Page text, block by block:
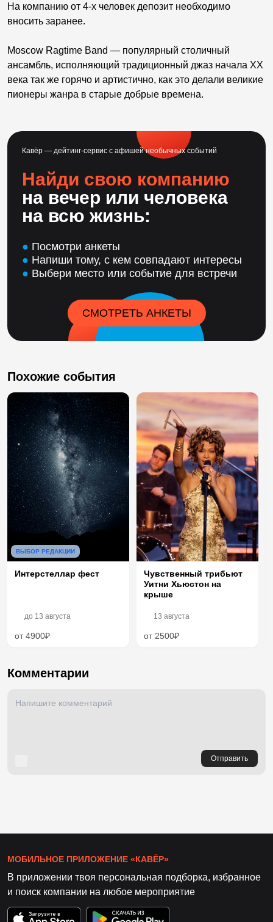
На компанию от 4-х человек депозит необходимо
вносить заранее.
Moscow Ragtime Band — популярный столичный
ансамбль, исполняющий традиционный джаз начала ХХ
века так же горячо и артистично, как это делали великие
пионеры жанра в старые добрые времена.
Кавёр — дейтинг-сервис с афишей необычных событий
Найди свою компанию
на вечер или человека
на всю жизнь:
● Посмотри анкеты
● Напиши тому, с кем совпадают интересы
● Выбери место или событие для встречи
СМОТРЕТЬ АНКЕТЫ
Похожие события
ВЫБОР РЕДАКЦИИ
Интерстеллар фест
до 13 августа
от 4900₽
Чувственный трибьют
Уитни Хьюстон на
крыше
13 августа
от 2500₽
Комментарии
Отправить
МОБИЛЬНОЕ ПРИЛОЖЕНИЕ «КАВЁР»
В приложении твоя персональная подборка, избранное
и поиск компании на любое мероприятие